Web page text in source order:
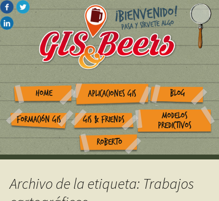
HOME APLICACIONES GIS BLOG
FORMACIÓN GIS GIS & FRIENDS
MODELOS
PREDICTIVOS
ROBERTO
Archivo de la etiqueta: Trabajos